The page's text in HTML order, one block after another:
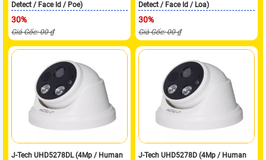
Detect / Face Id / Poe)
30%
Giá Gốc: 00 ₫
Detect / Face Id / Loa)
30%
Giá Gốc: 00 ₫
J-Tech UHD5278DL (4Mp / Human
J-Tech UHD5278D (4Mp / Human